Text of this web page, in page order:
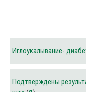
Иглоукалывание-
Подтверждены